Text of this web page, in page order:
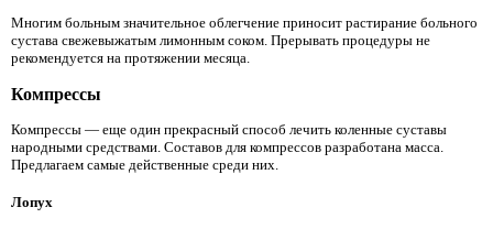
Многим больным значительное облегчение приносит растирание больного
сустава свежевыжатым лимонным соком. Прерывать процедуры не
рекомендуется на протяжении месяца.
Компрессы
Компрессы — еще один прекрасный способ лечить коленные суставы
народными средствами. Составов для компрессов разработана масса.
Предлагаем самые действенные среди них.
Лопух